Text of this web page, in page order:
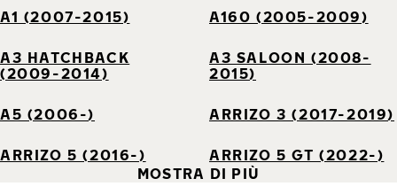
A1 (2007-2015) A160 (2005-2009)
A3 HATCHBACK
(2009-2014)
A3 SALOON (2008-
2015)
A5 (2006-) ARRIZO 3 (2017-2019)
ARRIZO 5 (2016-)
ARRIZO 5 GT (2022-)
MOSTRA DI PIÙ